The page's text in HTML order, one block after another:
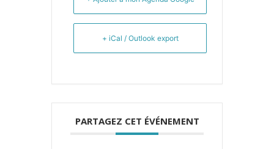
+ iCal / Outlook export
PARTAGEZ CET ÉVÉNEMENT